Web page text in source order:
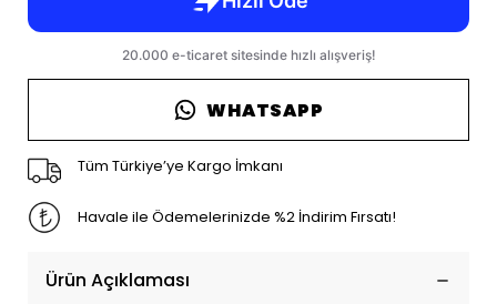
WHATSAPP
Tüm Türkiye’ye Kargo İmkanı
Havale ile Ödemelerinizde %2 İndirim Fırsatı!
Ürün Açıklaması